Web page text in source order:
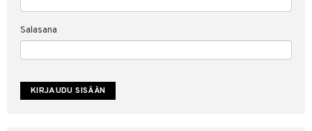
Lelut, Lapsi & Vauva
Tuotemerkkejä
Salasana myyntiehdot
suojaus